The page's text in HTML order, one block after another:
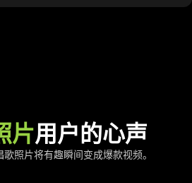
片用户的心声
照片将有趣瞬间变成爆款视频。